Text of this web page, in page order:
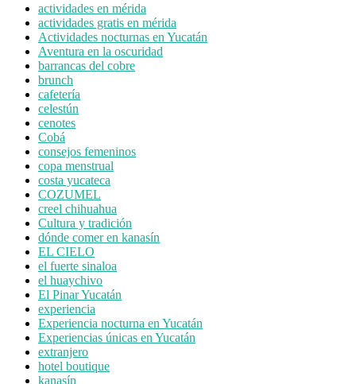
actividades en mérida
actividades gratis en mérida
Actividades nocturnas en Yucatán
Aventura en la oscuridad
barrancas del cobre
brunch
cafetería
celestún
cenotes
Cobá
consejos femeninos
copa menstrual
costa yucateca
COZUMEL
creel chihuahua
Cultura y tradición
dónde comer en kanasín
EL CIELO
el fuerte sinaloa
el huaychivo
El Pinar Yucatán
experiencia
Experiencia nocturna en Yucatán
Experiencias únicas en Yucatán
extranjero
hotel boutique
kanasín